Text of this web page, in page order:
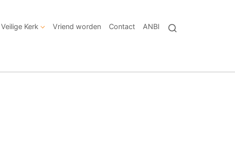
Veilige Kerk Vriend worden Contact ANBI